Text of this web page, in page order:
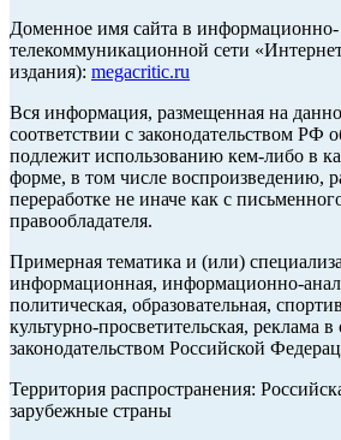
Доменное имя сайта в информационно-
телекоммуникационной сети
издания): megacritic.ru
Вся информация, размещенная на
соответствии с законодательством РФ
подлежит использованию кем-либо в
форме, в том числе воспроизведению,
переработке не иначе как с
правообладателя.
Примерная тематика и (или)
информационная, информационно-
политическая, образовательная,
культурно-просветительская, реклама в
законодательством Российской
Территория распространения:
зарубежные страны